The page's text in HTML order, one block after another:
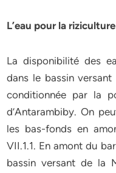
L’eau pour la riziculture
La disponibilité des
dans le bassin
conditionnée par la
d’Antarambiby. On
les bas-fonds en
VII.1.1. En amont du
bassin versant de la